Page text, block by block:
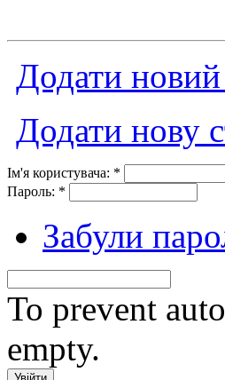
Додати новий
Додати нову
Ім'я користувача: *
Пароль: *
Забули
To prevent
empty.